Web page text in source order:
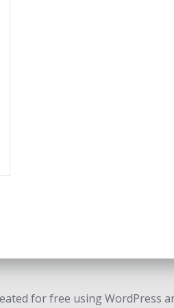
for free using WordPress